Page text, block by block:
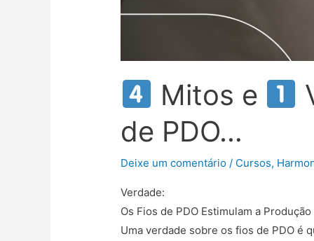
Mitos e
de PDO…
Deixe um comentário / Cursos,
Verdade:
Os Fios de PDO Estimulam a
Uma verdade sobre os fios de PDO é